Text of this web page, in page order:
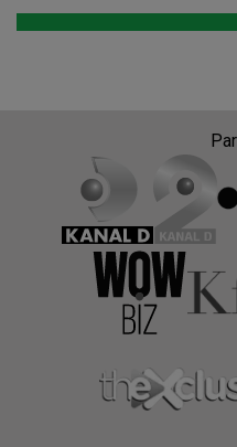
Despre
Frecvențe
Politica de
Politica de